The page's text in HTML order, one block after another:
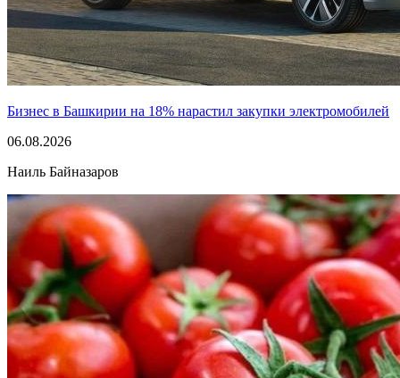
Бизнес в Башкирии на 18% нарастил закупки электромобилей
06.08.2026
Наиль Байназаров